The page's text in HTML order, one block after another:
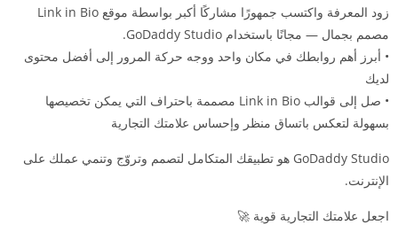
زود المعرفة واكتسب جمهورًا مشاركًا أكبر بواسطة موقع Link in Bio
مصمم بجمال — مجانًا باستخدام GoDaddy Studio.
• أبرز أهم روابطك في مكان واحد ووجه حركة المرور إلى أفضل محتوى
لديك
• صل إلى قوالب Link in Bio مصممة باحتراف التي يمكن تخصيصها
بسهولة لتعكس باتساق منظر وإحساس علامتك التجارية
GoDaddy Studio هو تطبيقك المتكامل لتصمم وتروّج وتنمي عملك على
الإنترنت.
اجعل علامتك التجارية قوية 🚀